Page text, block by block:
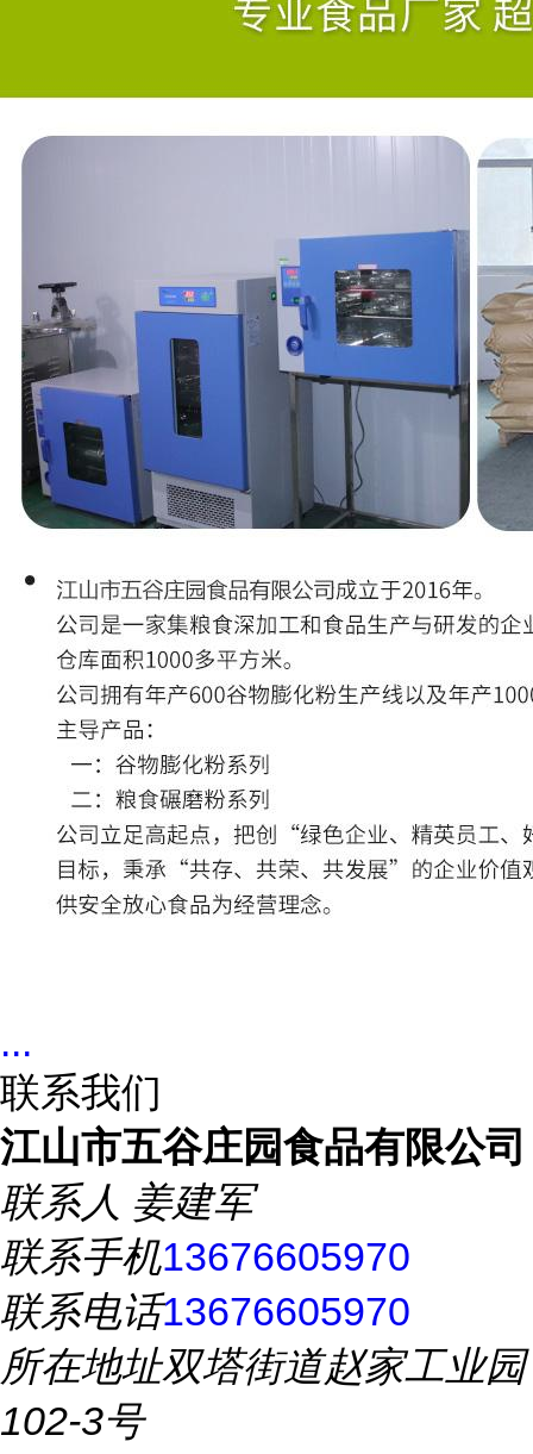
...
联系我们
江山市五谷庄园食品有限公司
联系人 姜建军
联系手机13676605970
联系电话13676605970
所在地址双塔街道赵家工业园
102-3号